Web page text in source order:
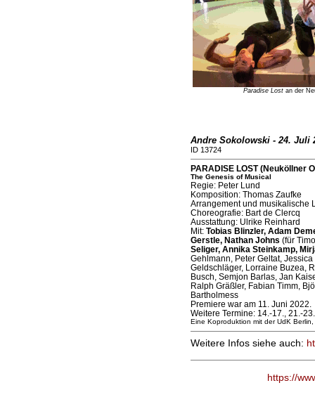
Paradise Lost an der
Andre Sokolowski - 24. Juli
ID 13724
PARADISE LOST (Neuköllner
The Genesis of Musical
Regie: Peter Lund
Komposition: Thomas Zaufke
Arrangement und musikalische
Choreografie: Bart de Clercq
Ausstattung: Ulrike Reinhard
Mit: Tobias Blinzler, Adam
Gerstle, Nathan Johns (für
Seliger, Annika Steinkamp,
Gehlmann, Peter Geltat,
Geldschläger, Lorraine Buzea,
Busch, Semjon Barlas, Jan
Ralph Gräßler, Fabian Timm,
Bartholmess
Premiere war am 11. Juni 2022.
Weitere Termine: 14.-17., 21.-
Eine Koproduktion mit der UdK
Weitere Infos siehe auch:
https://